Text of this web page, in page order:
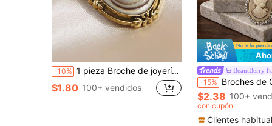
-10% 1 pieza Broche de joyería con cabeza de mujer en estilo palaciego vintage con relieve, accesorio para vestidos, ropa, bolsos, mochilas, camisas, chaquetas, ropa de Navidad, Halloween, regalos divertidos y lindos para maestros
$1.80 100+ vendidos
BeautBerry
-15% Broches de Cameo de Esmalte Vintage - Pines de Dama Victoriana para Mujeres
$2.38 100+
con cupón
Clientes